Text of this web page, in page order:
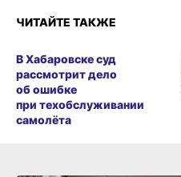
ЧИТАЙТЕ ТАКЖЕ
В Хабаровске суд
рассмотрит дело
об ошибке
при техобслуживании
самолёта